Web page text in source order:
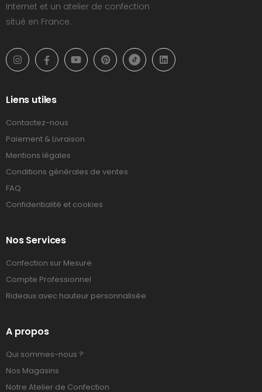
Internet et un atelier de confection
situé en France.
Liens utiles
Contactez-nous
Paiement & Livraison
Mentions légales
Conditions générales de ventes
FAQ
Confidentialité et cookies
Nos Services
Confection sur Mesure
Compte Professionnel
Rideaux avec hauteur personnalisée
A propos
Qui sommes-nous ?
Nos Magasins
Notre Atelier de Confection